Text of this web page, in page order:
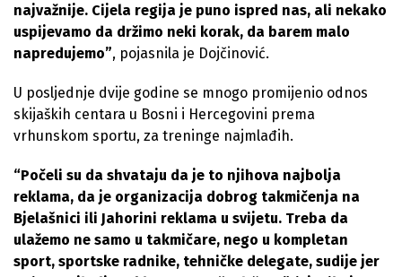
najvažnije. Cijela regija je puno ispred nas, ali nekako
uspijevamo da držimo neki korak, da barem malo
napredujemo”, pojasnila je Dojčinović.
U posljednje dvije godine se mnogo promijenio odnos
skijaških centara u Bosni i Hercegovini prema
vrhunskom sportu, za treninge najmlađih.
“Počeli su da shvataju da je to njihova najbolja
reklama, da je organizacija dobrog takmičenja na
Bjelašnici ili Jahorini reklama u svijetu. Treba da
ulažemo ne samo u takmičare, nego u kompletan
sport, sportske radnike, tehničke delegate, sudije jer